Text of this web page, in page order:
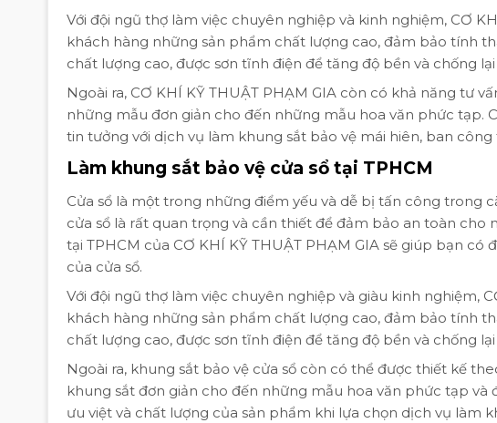
Với đội ngũ thợ làm việc chuyên nghiệp và kinh nghiệm, CƠ
khách hàng những sản phẩm chất lượng cao, đảm bảo tính
chất lượng cao, được sơn tĩnh điện để tăng độ bền và chống
Ngoài ra, CƠ KHÍ KỸ THUẬT PHẠM GIA còn có khả năng tư
những mẫu đơn giản cho đến những mẫu hoa văn phức tạp.
tin tưởng với dịch vụ làm khung sắt bảo vệ mái hiên, ban công
Làm khung sắt bảo vệ cửa sổ tại TPHCM
Cửa sổ là một trong những điểm yếu và dễ bị tấn công trong
cửa sổ là rất quan trọng và cần thiết để đảm bảo an toàn cho
tại TPHCM của CƠ KHÍ KỸ THUẬT PHẠM GIA sẽ giúp bạn
của cửa sổ.
Với đội ngũ thợ làm việc chuyên nghiệp và giàu kinh nghiệm,
khách hàng những sản phẩm chất lượng cao, đảm bảo tính
chất lượng cao, được sơn tĩnh điện để tăng độ bền và chống
Ngoài ra, khung sắt bảo vệ cửa sổ còn có thể được thiết kế
khung sắt đơn giản cho đến những mẫu hoa văn phức tạp
ưu việt và chất lượng của sản phẩm khi lựa chọn dịch vụ làm